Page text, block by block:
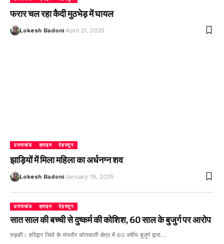
फरार चल रहा कैदी मुठभेड़ में घायल
Lokesh Badoni April 21, 2025
उत्तराखंड क्राइम देहरादून
झाड़ियों में मिला महिला का अर्धनग्न शव
Lokesh Badoni January 19, 2025
उत्तराखंड क्राइम देहरादून
सात साल की बच्ची से दुष्कर्म की कोशिश, 60 साल के बुजुर्ग पर आरोप
रुड़की। हरिद्वार जिले के मंगलौर कोतवाली क्षेत्र में 60 वर्षीय बुजुर्ग द्वारा…